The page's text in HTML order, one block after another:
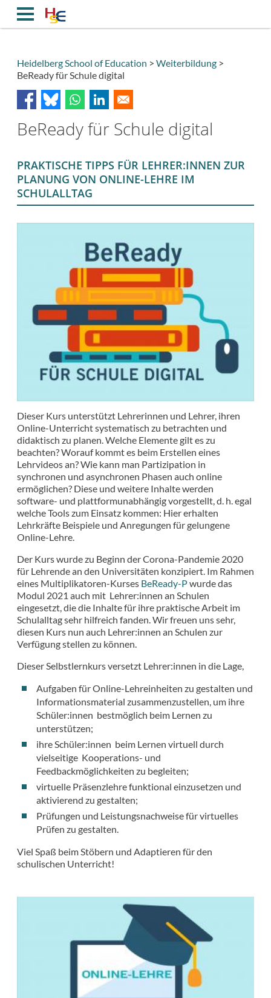
Inhalt
Breadcrumb
Heidelberg School of Education
Weiterbildung
BeReady für Schule digital
BeReady für Schule digital
PRAKTISCHE TIPPS FÜR LEHRER:INNEN ZUR
PLANUNG VON ONLINE-LEHRE IM
SCHULALLTAG
Dieser Kurs unterstützt Lehrerinnen und Lehrer, ihren
Online-Unterricht systematisch zu betrachten und
didaktisch zu planen. Welche Elemente gilt es zu
beachten? Worauf kommt es beim Erstellen eines
Lehrvideos an? Wie kann man Partizipation in
synchronen und asynchronen Phasen auch online
ermöglichen? Diese und weitere Inhalte werden
software- und plattformunabhängig vorgestellt, d. h. egal
welche Tools zum Einsatz kommen: Hier erhalten
Lehrkräfte Beispiele und Anregungen für gelungene
Online-Lehre.
Der Kurs wurde zu Beginn der Corona-Pandemie 2020
für Lehrende an den Universitäten konzipiert. Im Rahmen
eines Multiplikatoren-Kurses BeReady-Pwurde das
Modul 2021 auch mit Lehrer:innen an Schulen
eingesetzt, die die Inhalte für ihre praktische Arbeit im
Schulalltag sehr hilfreich fanden. Wir freuen uns sehr,
diesen Kurs nun auch Lehrer:innen an Schulen zur
Verfügung stellen zu können.
Dieser Selbstlernkurs versetzt Lehrer:innen in die Lage,
Aufgaben für Online-Lehreinheiten zu gestalten und
Informationsmaterial zusammenzustellen, um ihre
Schüler:innen bestmöglich beim Lernen zu
unterstützen;
ihre Schüler:innen beim Lernen virtuell durch
vielseitige Kooperations- und
Feedbackmöglichkeiten zu begleiten;
virtuelle Präsenzlehre funktional einzusetzen und
aktivierend zu gestalten;
Prüfungen und Leistungsnachweise für virtuelles
Prüfen zu gestalten.
Viel Spaß beim Stöbern und Adaptieren für den
schulischen Unterricht!